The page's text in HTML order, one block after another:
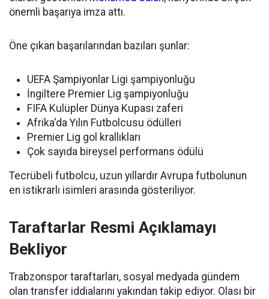
önemli başarıya imza attı.
Öne çıkan başarılarından bazıları şunlar:
UEFA Şampiyonlar Ligi şampiyonluğu
İngiltere Premier Lig şampiyonluğu
FIFA Kulüpler Dünya Kupası zaferi
Afrika'da Yılın Futbolcusu ödülleri
Premier Lig gol krallıkları
Çok sayıda bireysel performans ödülü
Tecrübeli futbolcu, uzun yıllardır Avrupa futbolunun
en istikrarlı isimleri arasında gösteriliyor.
Taraftarlar Resmi Açıklamayı
Bekliyor
Trabzonspor taraftarları, sosyal medyada gündem
olan transfer iddialarını yakından takip ediyor. Olası bir